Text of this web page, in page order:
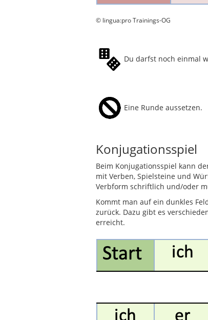
© lingua:pro Trainings-OG
Du darfst noch einmal
Eine Runde aussetzen.
Konjugationsspiel
Beim Konjugationsspiel kann
mit Verben, Spielsteine und
Verbform schriftlich und/oder
Kommt man auf ein dunkles
zurück. Dazu gibt es
erreicht.